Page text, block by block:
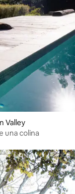
Valley
una colina